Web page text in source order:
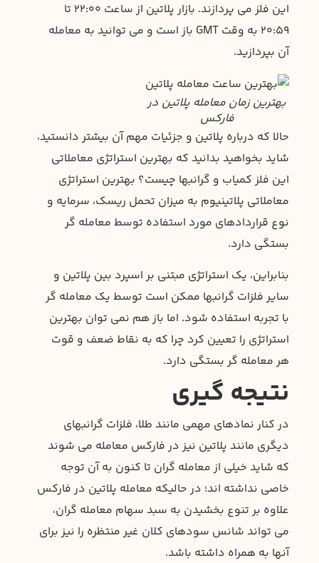
این فلز می پردازند. بازار پلاتین از ساعت 22:00 تا
20:59 به وقت GMT باز است و می توانید به معامله
آن بپردازید.
بهترین زمان معامله پلاتین در
فارکس
حالا که درباره پلاتین و جزئیات مهم آن بیشتر دانستید،
شاید بخواهید بدانید که بهترین استراتژی معاملاتی
این فلز کمیاب و گرانبها چیست؟ بهترین استراتژی
معاملاتی پلاتینیوم به میزان تحمل ریسک، سرمایه و
نوع قراردادهای مورد استفاده توسط معامله گر
بستگی دارد.
بنابراین، یک استراتژی مبتنی بر اسپرد بین پلاتین و
سایر فلزات گرانبها ممکن است توسط یک معامله گر
با تجربه استفاده شود. اما باز هم نمی توان بهترین
استراتژی را تعیین کرد چرا که به نقاط ضعف و قوت
هر معامله گر بستگی دارد.
نتیجه گیری
در کنار نمادهای مهمی مانند طلا، فلزات گرانبهای
دیگری مانند پلاتین نیز در فارکس معامله می شوند
که شاید خیلی از معامله گران تا کنون به آن توجه
خاصی نداشته اند؛ در حالیکه معامله پلاتین در فارکس
علاوه بر تنوع بخشیدن به سبد سهام معامله گران،
می تواند شانس سودهای کلان غیر منتظره را نیز برای
آنها به همراه داشته باشد.